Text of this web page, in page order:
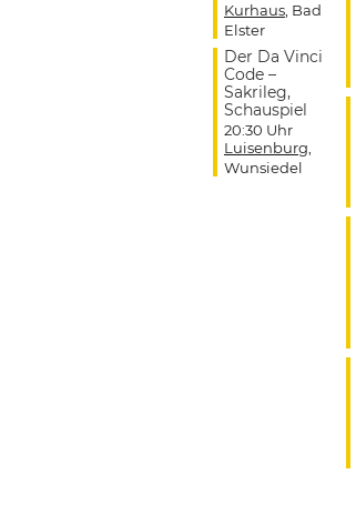
Kurhaus, Bad
Elster
Der Da Vinci
Code –
Sakrileg,
Schauspiel
20:30 Uhr
Luisenburg,
Wunsiedel